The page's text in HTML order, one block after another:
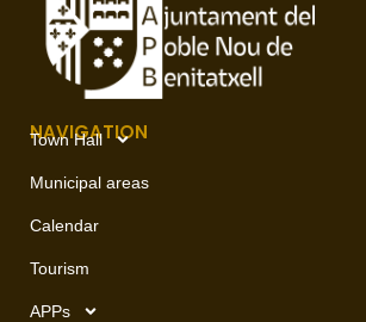
NAVIGATION
Town Hall
Municipal areas
Calendar
Tourism
APPs